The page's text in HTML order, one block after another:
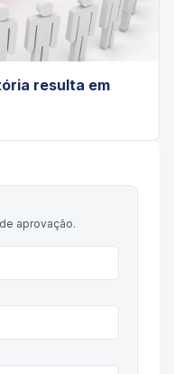
resulta em
aprovação.